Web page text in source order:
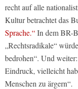
recht auf alle
Kultur betrachtet das
Sprache.“In dem BR-
„Rechtsradikale“
bedrohen“. Und
Eindruck, vielleicht
Menschen zu ärgern“.